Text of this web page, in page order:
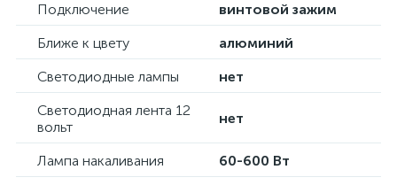
Подключение
винтовой зажим
Ближе к цвету
алюминий
Светодиодные лампы
нет
Светодиодная лента 12
вольт
нет
Лампа накаливания
60-600 Вт